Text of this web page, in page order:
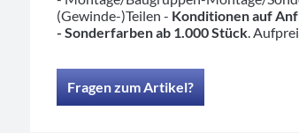
(Gewinde-)Teilen - Konditionen auf
- Sonderfarben ab 1.000 Stück.
Fragen zum Artikel?